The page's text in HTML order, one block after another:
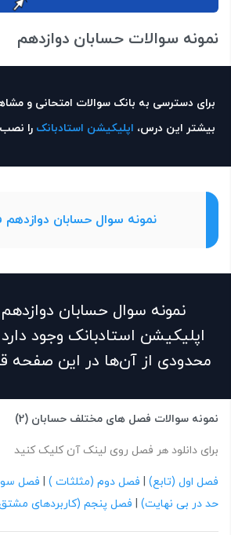
نمونه سوالات حسابان دوازدهم
برای دسترسی به بانک سوالات امتحانی و
بیشتر این درس، اپلیکیشن استادبانک را
نمونه سوال حسابان
نمونه سوال حسابان
اپلیکیشن استادبانک وجود
محدودی از آن‌ها در این صفحه
نمونه سوالات فصل های مختلف حسابان (2)
برای دانلود هر فصل روی لینک آن کلیک کنید
فصل اول (تابع) | فصل دوم (مثلثات ) | فصل
حد در بی نهایت) | فصل پنجم (کاربردهای